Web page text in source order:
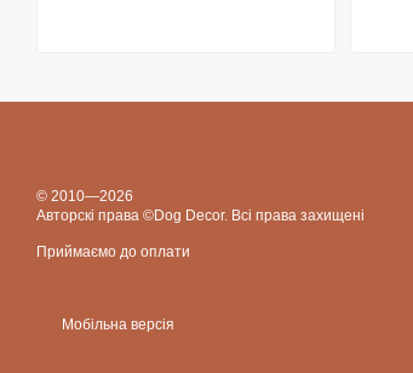
© 2010—2026
Авторскі права ©Dog Decor. Всі права захищені
Приймаємо до оплати
Мобільна версія